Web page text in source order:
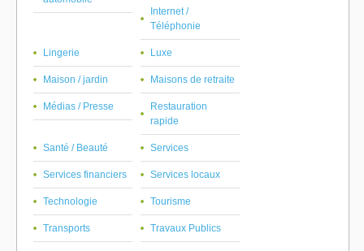
Internet /
Téléphonie
Lingerie Luxe
Maison / jardin Maisons de retraite
Médias / Presse
Restauration
rapide
Santé / Beauté Services
Services financiers Services locaux
Technologie Tourisme
Transports Travaux Publics